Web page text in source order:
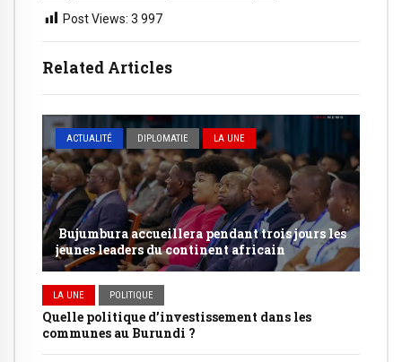
Related Articles
ACTUALITÉ DIPLOMATIE LA UNE
Bujumbura accueillera pendant trois jours les
jeunes leaders du continent africain
LA UNE POLITIQUE
Quelle politique d’investissement dans les
communes au Burundi ?
Post Views: 3 997